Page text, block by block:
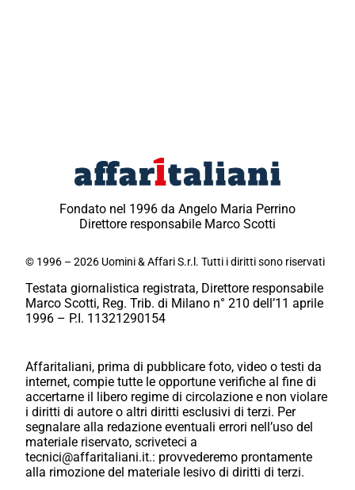
Fondato nel 1996 da Angelo Maria Perrino
Direttore responsabile Marco Scotti
© 1996 – 2026 Uomini & Affari S.r.l. Tutti i diritti sono riservati
Testata giornalistica registrata, Direttore responsabile
Marco Scotti, Reg. Trib. di Milano n° 210 dell’11 aprile
1996 – P.I. 11321290154
Affaritaliani, prima di pubblicare foto, video o testi da
internet, compie tutte le opportune verifiche al fine di
accertarne il libero regime di circolazione e non violare
i diritti di autore o altri diritti esclusivi di terzi. Per
segnalare alla redazione eventuali errori nell’uso del
materiale riservato, scriveteci a
tecnici@affaritaliani.it.: provvederemo prontamente
alla rimozione del materiale lesivo di diritti di terzi.